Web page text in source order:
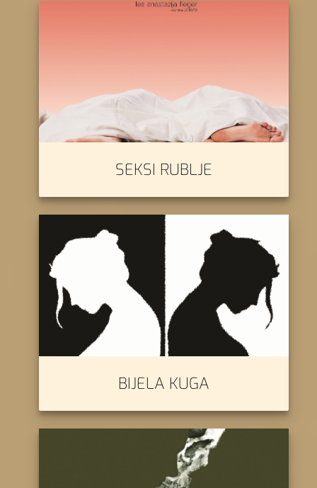
SEKSI RUBLJE
BIJELA KUGA